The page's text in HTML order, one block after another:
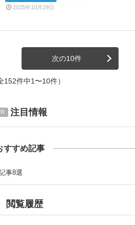
2025年10月29日
次の10件
152件中1〜10件）
注目情報
すすめ記事
事8選
閲覧履歴